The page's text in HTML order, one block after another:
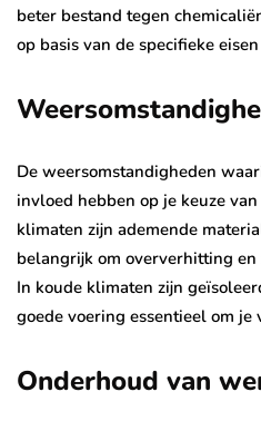
beter bestand tegen
op basis van de specifieke
De weersomstandigheden
invloed hebben op je keuze
klimaten zijn ademende
belangrijk om oververhitting
In koude klimaten zijn
goede voering essentieel om
Onderhoud van